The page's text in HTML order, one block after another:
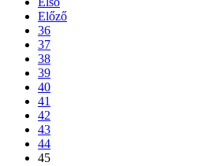
Előző
36
37
38
39
40
41
42
43
44
45